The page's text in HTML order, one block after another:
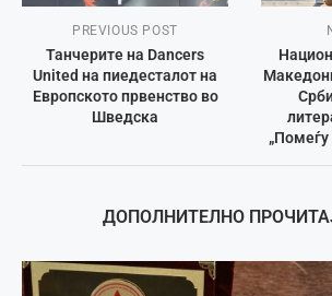
PREVIOUS POST
Танчерите на Dancers
United на пиедесталот на
Европското првенство во
Шведска
„Помеѓу
ДОПОЛНИТЕЛНО